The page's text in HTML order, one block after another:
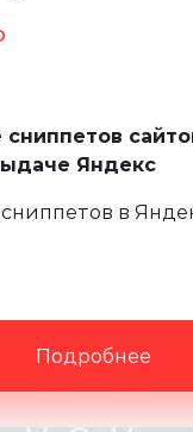
Яндекс
в
Подробнее